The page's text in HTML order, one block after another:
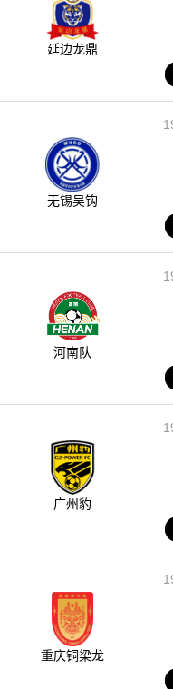
延边龙鼎
无锡吴钩
河南队
广州豹
重庆铜梁龙